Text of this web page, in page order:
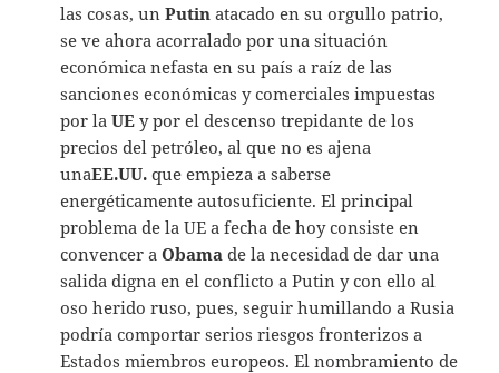
las cosas, unPutin atacado en su orgullo patrio,
se ve ahora acorralado por una situación
económica nefasta en su país a raíz de las
sanciones económicas y comerciales impuestas
por laUE y por el descenso trepidante de los
precios del petróleo, al que no es ajena
unaEE.UU. que empieza a saberse
energéticamente autosuficiente. El principal
problema de la UE a fecha de hoy consiste en
convencer aObama de la necesidad de dar una
salida digna en el conflicto a Putin y con ello al
oso herido ruso, pues, seguir humillando a Rusia
podría comportar serios riesgos fronterizos a
Estados miembros europeos. El nombramiento de